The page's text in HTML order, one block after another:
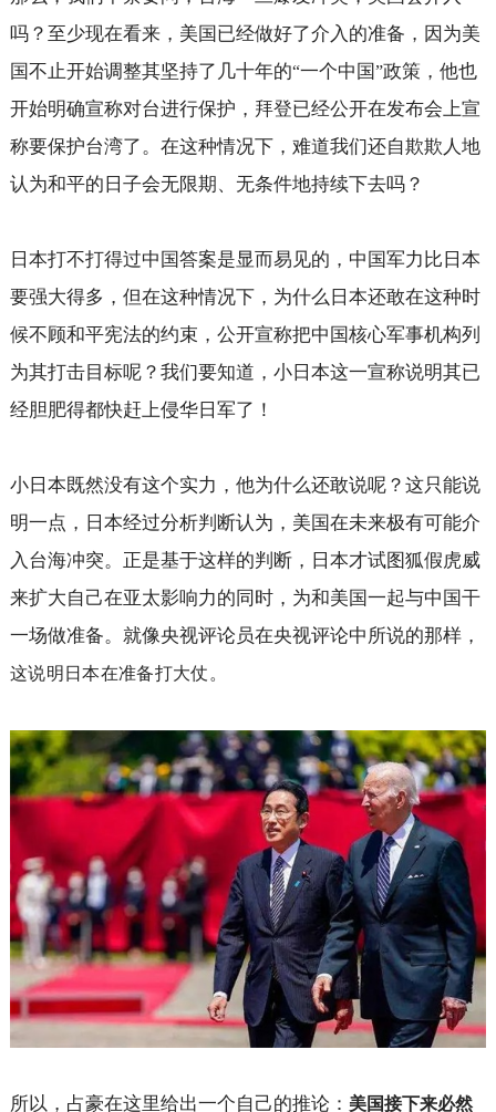
吗？至少现在看来，美国已经做好了介入的准备，因为美
国不止开始调整其坚持了几十年的“一个中国”政策，他也
开始明确宣称对台进行保护，拜登已经公开在发布会上宣
称要保护台湾了。在这种情况下，难道我们还自欺欺人地
认为和平的日子会无限期、无条件地持续下去吗？
日本打不打得过中国答案是显而易见的，中国军力比日本
要强大得多，但在这种情况下，为什么日本还敢在这种时
候不顾和平宪法的约束，公开宣称把中国核心军事机构列
为其打击目标呢？我们要知道，小日本这一宣称说明其已
经胆肥得都快赶上侵华日军了！
小日本既然没有这个实力，他为什么还敢说呢？这只能说
明一点，日本经过分析判断认为，美国在未来极有可能介
入台海冲突。正是基于这样的判断，日本才试图狐假虎威
来扩大自己在亚太影响力的同时，为和美国一起与中国干
一场做准备。就像央视评论员在央视评论中所说的那样，
这说明日本在准备打大仗。
所以，占豪在这里给出一个自己的推论： 美国接下来必然